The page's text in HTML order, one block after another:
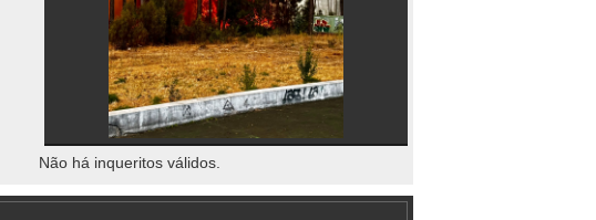
Não há inqueritos válidos.